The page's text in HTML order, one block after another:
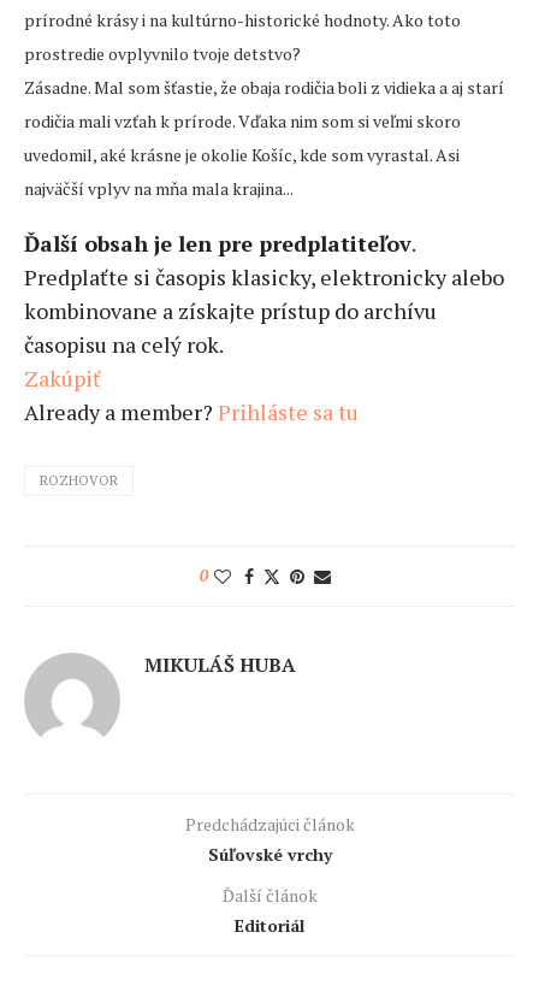
prírodné krásy i na kultúrno-historické hodnoty. Ako toto
prostredie ovplyvnilo tvoje detstvo?
Zásadne. Mal som šťastie, že obaja rodičia boli z vidieka a aj starí
rodičia mali vzťah k prírode. Vďaka nim som si veľmi skoro
uvedomil, aké krásne je okolie Košíc, kde som vyrastal. Asi
najväčší vplyv na mňa mala krajina...
Ďalší obsah je len pre predplatiteľov.
Predplaťte si časopis klasicky, elektronicky alebo
kombinovane a získajte prístup do archívu
časopisu na celý rok.
Zakúpiť
Already a member? Prihláste sa tu
ROZHOVOR
0
MIKULÁŠ HUBA
Predchádzajúci článok
Súľovské vrchy
Ďalší článok
Editoriál